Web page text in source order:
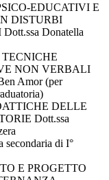
EDUCATIVI E
DISTURBI
Donatella
NON VERBALI
Amor (per
DELLE
Dott.ssa
secondaria di I°
E PROGETTO